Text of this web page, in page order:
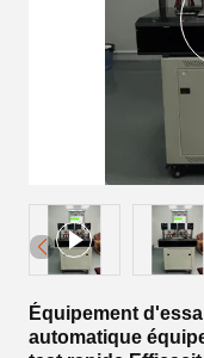
Équipement
automatique